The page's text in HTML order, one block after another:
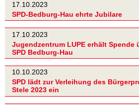
17.10.2023
SPD-Bedburg-Hau ehrte Jubilare
17.10.2023
Jugendzentrum LUPE erhält Spende
SPD Bedburg-Hau
10.10.2023
SPD lädt zur Verleihung des
Stele 2023 ein